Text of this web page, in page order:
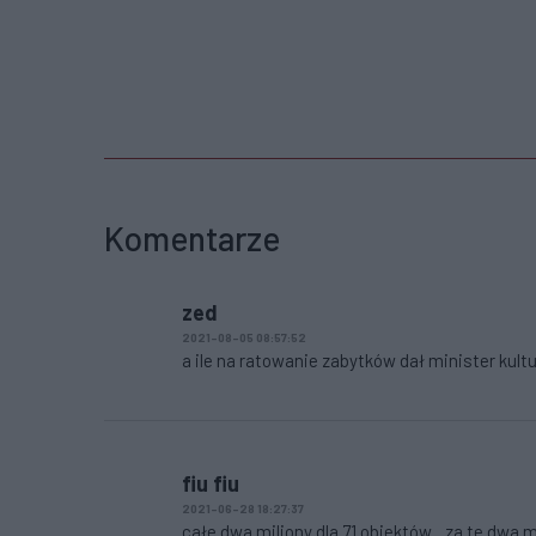
Komentarze
zed
2021-08-05 08:57:52
a ile na ratowanie zabytków dał minister
fiu fiu
2021-06-28 18:27:37
całe dwa miliony dla 71 obiektów... za te dwa